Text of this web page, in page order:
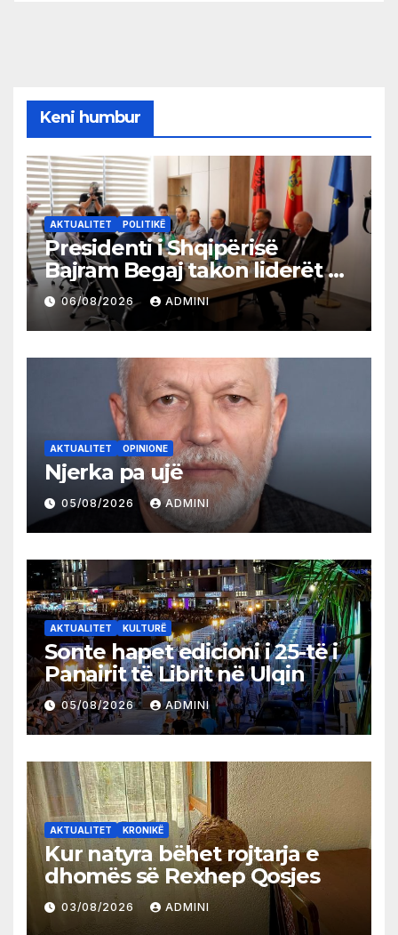
Keni humbur
AKTUALITET POLITIKË
Presidenti i Shqipërisë
Bajram Begaj takon liderët e
partive shqiptare në Ulqin
06/08/2026 ADMINI
AKTUALITET OPINIONE
Njerka pa ujë
05/08/2026 ADMINI
AKTUALITET KULTURË
Sonte hapet edicioni i 25-të i
Panairit të Librit në Ulqin
05/08/2026 ADMINI
AKTUALITET KRONIKË
Kur natyra bëhet rojtarja e
dhomës së Rexhep Qosjes
03/08/2026 ADMINI